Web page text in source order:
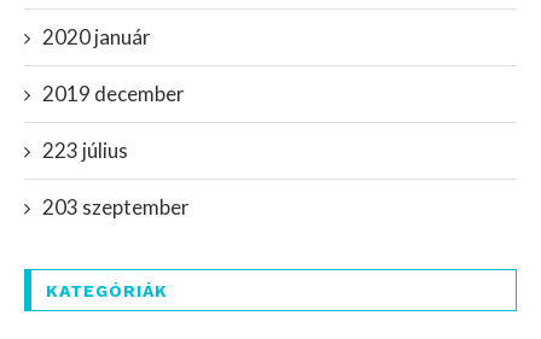
2020 január
2019 december
223 július
203 szeptember
KATEGÓRIÁK